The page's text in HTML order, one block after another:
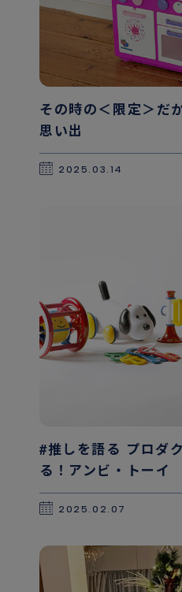
その時の＜限定＞だ
思い出
2025.03.14
#推しを語る プロダ
る！アンビ・トーイ
2025.02.07